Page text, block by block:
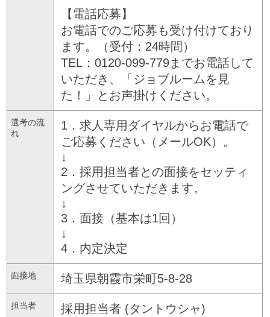
【電話応募】
お電話でのご応募も受け付けており
ます。（受付：24時間）
TEL：0120-099-779までお電話して
いただき、「ジョブルームを見
た！」とお声掛けください。
選考の流
れ
1．求人専用ダイヤルからお電話で
ご応募ください（メールOK）。
↓
2．採用担当者との面接をセッティ
ングさせていただきます。
↓
3．面接（基本は1回）
↓
4．内定決定
面接地 埼玉県朝霞市栄町5-8-28
担当者 採用担当者 (タントウシャ)